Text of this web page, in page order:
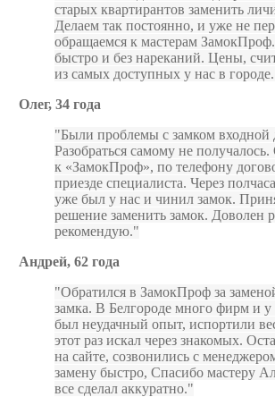
старых квартирантов заменить
Делаем так постоянно, и уже не
обращаемся к мастерам ЗамокПроф.
быстро и без нареканий. Цены,
из самых доступных у нас в городе.
Олег, 34 года
Были проблемы с замком входной
Разобраться самому не
к «ЗамокПроф», по телефону
приезде специалиста. Через
уже был у нас и чинил замок.
решение заменить замок. Доволен
рекомендую.
Андрей, 62 года
Обратился в ЗамокПроф за
замка. В Белгороде много фирм и
был неудачный опыт, испортили
этот раз искал через знакомых.
на сайте, созвонились с
замену быстро, Спасибо мастеру
все сделал аккуратно.